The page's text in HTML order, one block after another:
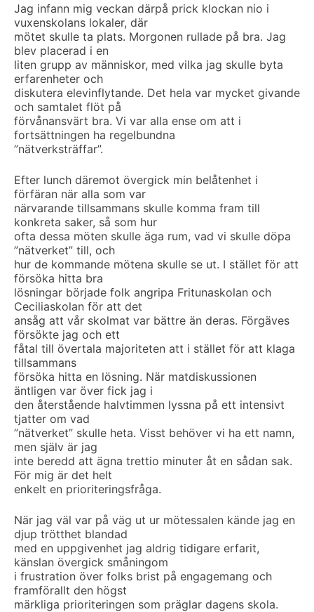
Jag infann mig veckan därpå prick klockan nio i
vuxenskolans lokaler, där
mötet skulle ta plats. Morgonen rullade på bra. Jag
blev placerad i en
liten grupp av människor, med vilka jag skulle byta
erfarenheter och
diskutera elevinflytande. Det hela var mycket givande
och samtalet flöt på
förvånansvärt bra. Vi var alla ense om att i
fortsättningen ha regelbundna
”nätverksträffar”.
Efter lunch däremot övergick min belåtenhet i
förfäran när alla som var
närvarande tillsammans skulle komma fram till
konkreta saker, så som hur
ofta dessa möten skulle äga rum, vad vi skulle döpa
”nätverket” till, och
hur de kommande mötena skulle se ut. I stället för att
försöka hitta bra
lösningar började folk angripa Fritunaskolan och
Ceciliaskolan för att det
ansåg att vår skolmat var bättre än deras. Förgäves
försökte jag och ett
fåtal till övertala majoriteten att i stället för att klaga
tillsammans
försöka hitta en lösning. När matdiskussionen
äntligen var över fick jag i
den återstående halvtimmen lyssna på ett intensivt
tjatter om vad
”nätverket” skulle heta. Visst behöver vi ha ett namn,
men själv är jag
inte beredd att ägna trettio minuter åt en sådan sak.
För mig är det helt
enkelt en prioriteringsfråga.
När jag väl var på väg ut ur mötessalen kände jag en
djup trötthet blandad
med en uppgivenhet jag aldrig tidigare erfarit,
känslan övergick småningom
i frustration över folks brist på engagemang och
framförallt den högst
märkliga prioriteringen som präglar dagens skola.